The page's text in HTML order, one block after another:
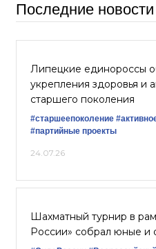
Последние новости
Липецкие единороссы
укрепления здоровья и
старшего поколения
#старшеепоколение
#партийные проекты
24.07.26
Шахматный турнир в
России» собрал юные и